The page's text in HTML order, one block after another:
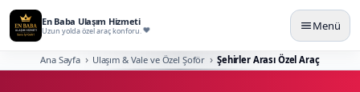
En Baba Ulaşım Hizmeti
Uzun yolda özel araç konforu. Menü
Ana Sayfa Ulaşım & Vale ve Özel Şoför Şehirler Arası Özel Araç